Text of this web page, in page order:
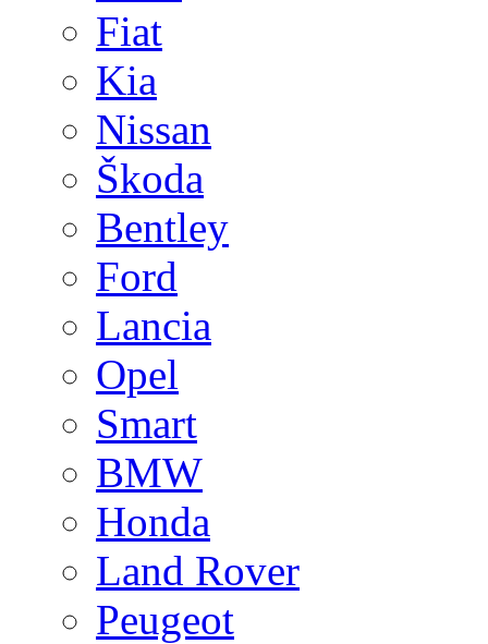
Fiat
Kia
Nissan
Škoda
Bentley
Ford
Lancia
Opel
Smart
BMW
Honda
Land Rover
Peugeot